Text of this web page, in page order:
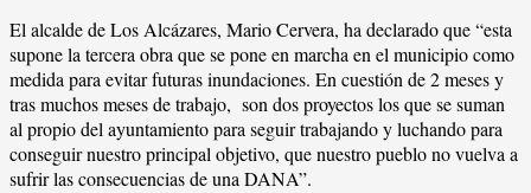
El alcalde de Los Alcázares, Mario Cervera, ha declarado que “esta
supone la tercera obra que se pone en marcha en el municipio como
medida para evitar futuras inundaciones. En cuestión de 2 meses y
tras muchos meses de trabajo, son dos proyectos los que se suman
al propio del ayuntamiento para seguir trabajando y luchando para
conseguir nuestro principal objetivo, que nuestro pueblo no vuelva a
sufrir las consecuencias de una DANA”.